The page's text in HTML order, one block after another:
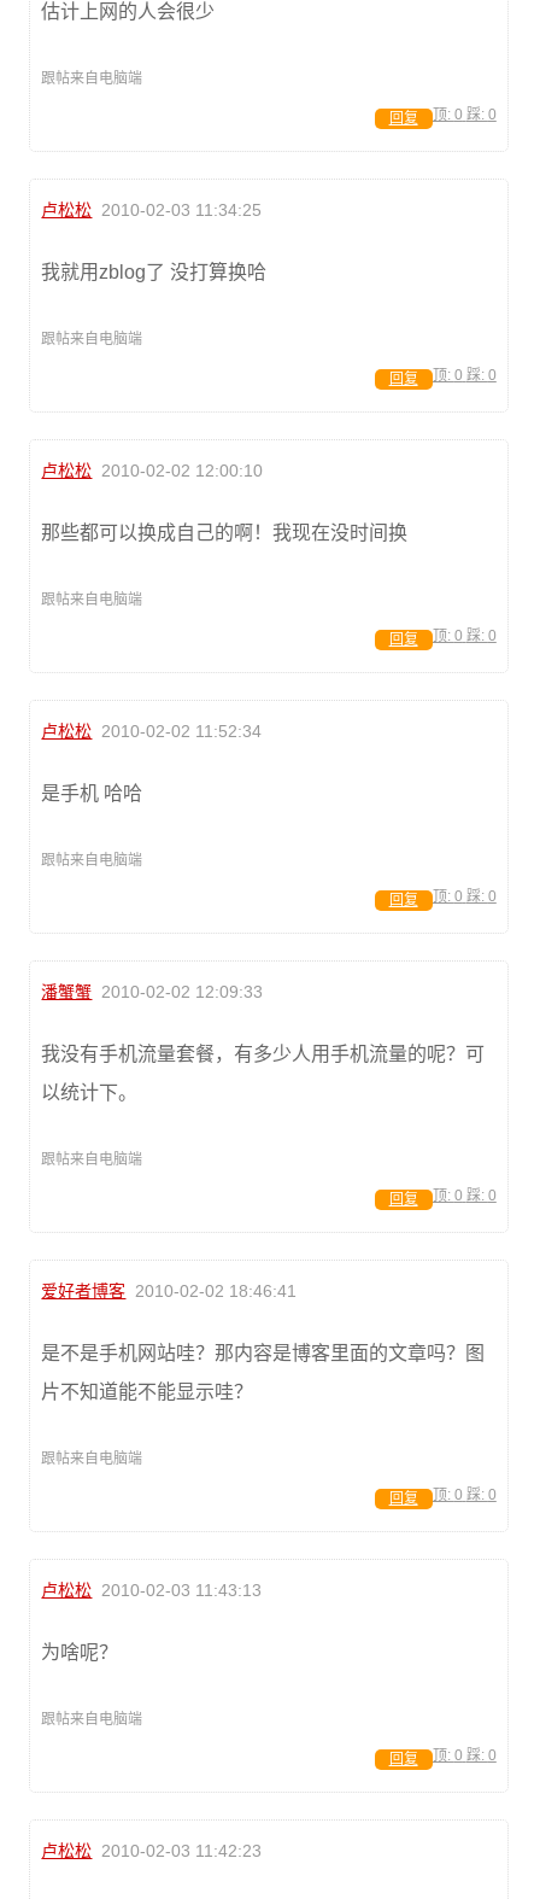
估计上网的人会很少
跟帖来自电脑端
顶: 0 踩: 0
回复
卢松松 2010-02-03 11:34:25
我就用zblog了 没打算换哈
跟帖来自电脑端
顶: 0 踩: 0
回复
卢松松 2010-02-02 12:00:10
那些都可以换成自己的啊！我现在没时间换
跟帖来自电脑端
顶: 0 踩: 0
回复
卢松松 2010-02-02 11:52:34
是手机 哈哈
跟帖来自电脑端
顶: 0 踩: 0
回复
潘蟹蟹 2010-02-02 12:09:33
我没有手机流量套餐，有多少人用手机流量的呢？可
以统计下。
跟帖来自电脑端
顶: 0 踩: 0
回复
爱好者博客 2010-02-02 18:46:41
是不是手机网站哇？那内容是博客里面的文章吗？图
片不知道能不能显示哇？
跟帖来自电脑端
顶: 0 踩: 0
回复
卢松松 2010-02-03 11:43:13
为啥呢？
跟帖来自电脑端
顶: 0 踩: 0
回复
卢松松 2010-02-03 11:42:23